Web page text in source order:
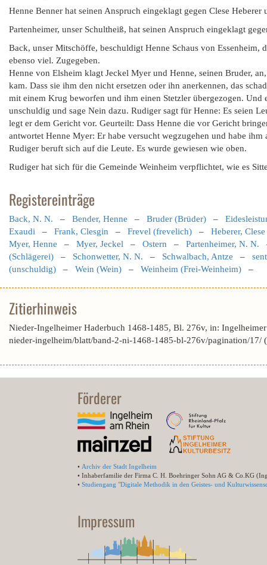
Henne Benner hat seinen Anspruch eingeklagt gegen Clese Heberer
Partenheimer, unser Schultheiß, hat seinen Anspruch eingeklagt
Back, unser Mitschöffe, beschuldigt Henne Schaus von
ebenso viel. Zugegeben.
Henne von Elsheim klagt Jeckel Myer und Henne, seinen Bruder,
kam. Dass sie ihm den nicht ersetzen oder ihn anerkennen, das
mit einem Krug beworfen und ihm einen Stetzler übergezogen. Und
unschuldig und sage Nein dazu. Rudiger sagt für Henne: Es seien
legt er dem Gericht vor. Geurteilt: Dass Henne die vor Gericht
antwortet Henne Myer: Er habe versucht wegzugehen und habe
Rudiger beruft sich auf die Leute. Es wurde gewiesen wie oben.
Rudiger hat sich für die Gemeinde Weinheim verpflichtet, wie es
Registereinträge
Back, N. N. – Bender, Henne – Bruder (Brüder) –
Exaudi – Frank, Clesgin – Frevel (frevelich) – Heberer, Clese
Myer, Henne – Myer, Jeckel – Ostern – Partenheimer, N. N.
(Schlägerei) – Schonwetter, N. N. – Schwalbach, Antze –
(unschuldig) – Wein (Wein) – Weinheim (Frei-Weinheim) –
Zitierhinweis
Nieder-Ingelheimer Haderbuch 1468-1485, Bl. 276v, in:
nieder-ingelheim/blatt/band-2-ni-1468-1485-bl-276v/pagination/17/
Förderer
• Archiv der Stadt Ingelheim
• Inhaberfamilie der Firma C. H. Boehringer Sohn AG & Co.KG
• Studiengang "Digitale Methodik in den Geistes- und
Impressum